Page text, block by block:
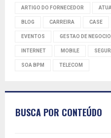
ARTIGO DO FORNECEDOR
BLOG CARREIRA CASE
EVENTOS GESTAO DE
INTERNET MOBILE
SOA BPM TELECOM
BUSCA POR CONTEÚDO